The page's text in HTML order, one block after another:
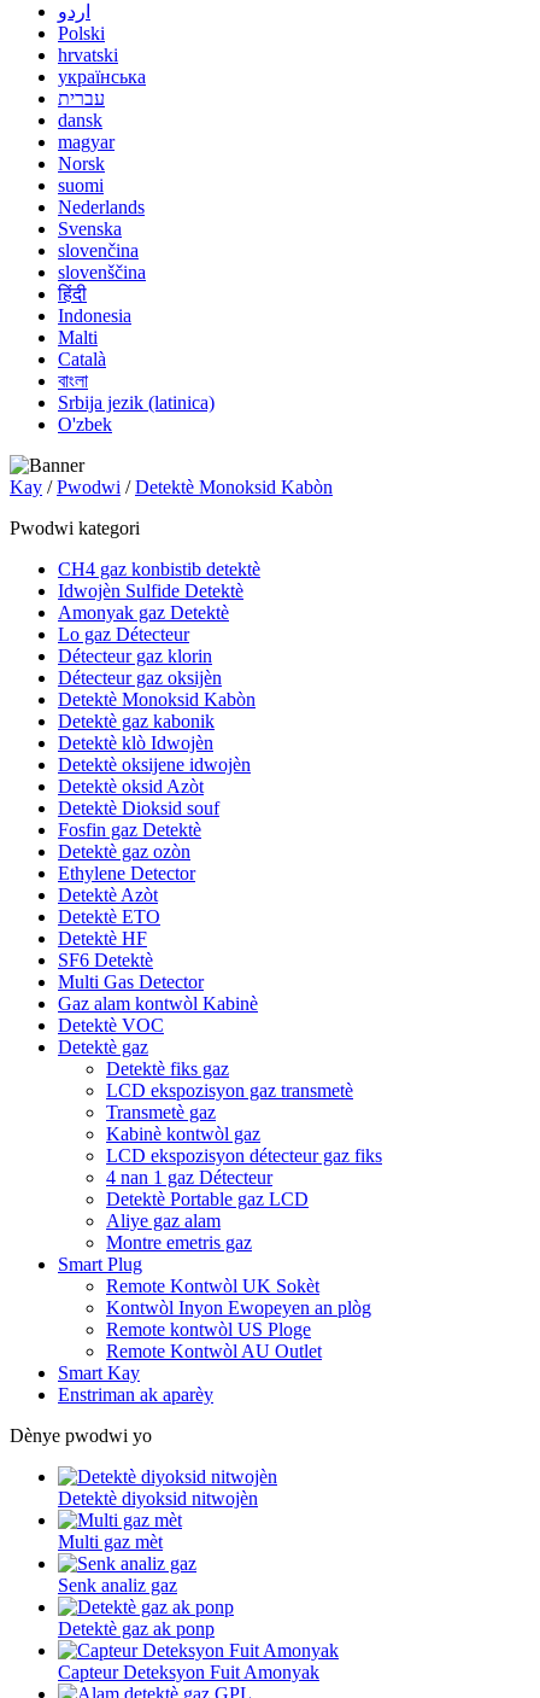
اردو
Polski
hrvatski
українська
עברית
dansk
magyar
Norsk
suomi
Nederlands
Svenska
slovenčina
slovenščina
हिंदी
Indonesia
Malti
Català
বাংলা
Srbija jezik (latinica)
O'zbek
Kay /Pwodwi /Detektè Monoksid Kabòn
Pwodwi kategori
CH4 gaz konbistib detektè
Idwojèn Sulfide Detektè
Amonyak gaz Detektè
Lo gaz Détecteur
Détecteur gaz klorin
Détecteur gaz oksijèn
Detektè Monoksid Kabòn
Detektè gaz kabonik
Detektè klò Idwojèn
Detektè oksijene idwojèn
Detektè oksid Azòt
Detektè Dioksid souf
Fosfin gaz Detektè
Detektè gaz ozòn
Ethylene Detector
Detektè Azòt
Detektè ETO
Detektè HF
SF6 Detektè
Multi Gas Detector
Gaz alam kontwòl Kabinè
Detektè VOC
Detektè gaz
Detektè fiks gaz
LCD ekspozisyon gaz transmetè
Transmetè gaz
Kabinè kontwòl gaz
LCD ekspozisyon détecteur gaz fiks
4 nan 1 gaz Détecteur
Detektè Portable gaz LCD
Aliye gaz alam
Montre emetris gaz
Smart Plug
Remote Kontwòl UK Sokèt
Kontwòl Inyon Ewopeyen an plòg
Remote kontwòl US Ploge
Remote Kontwòl AU Outlet
Smart Kay
Enstriman ak aparèy
Dènye pwodwi yo
Detektè diyoksid nitwojèn
Multi gaz mèt
Senk analiz gaz
Detektè gaz ak ponp
Capteur Deteksyon Fuit Amonyak